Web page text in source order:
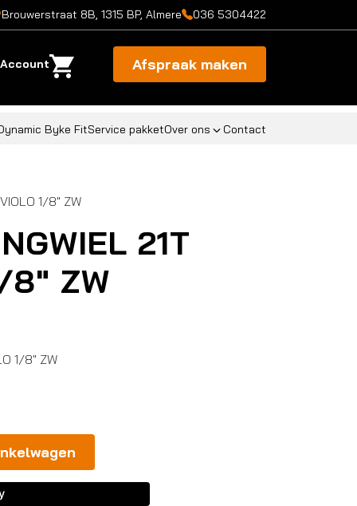
Brouwerstraat 8B, 1315 BP, Almere 036 5304422
Account Afspraak maken
Byke FitService pakketOver ons Contact
1/8″ ZW
21T
8″ ZW
1/8″ ZW